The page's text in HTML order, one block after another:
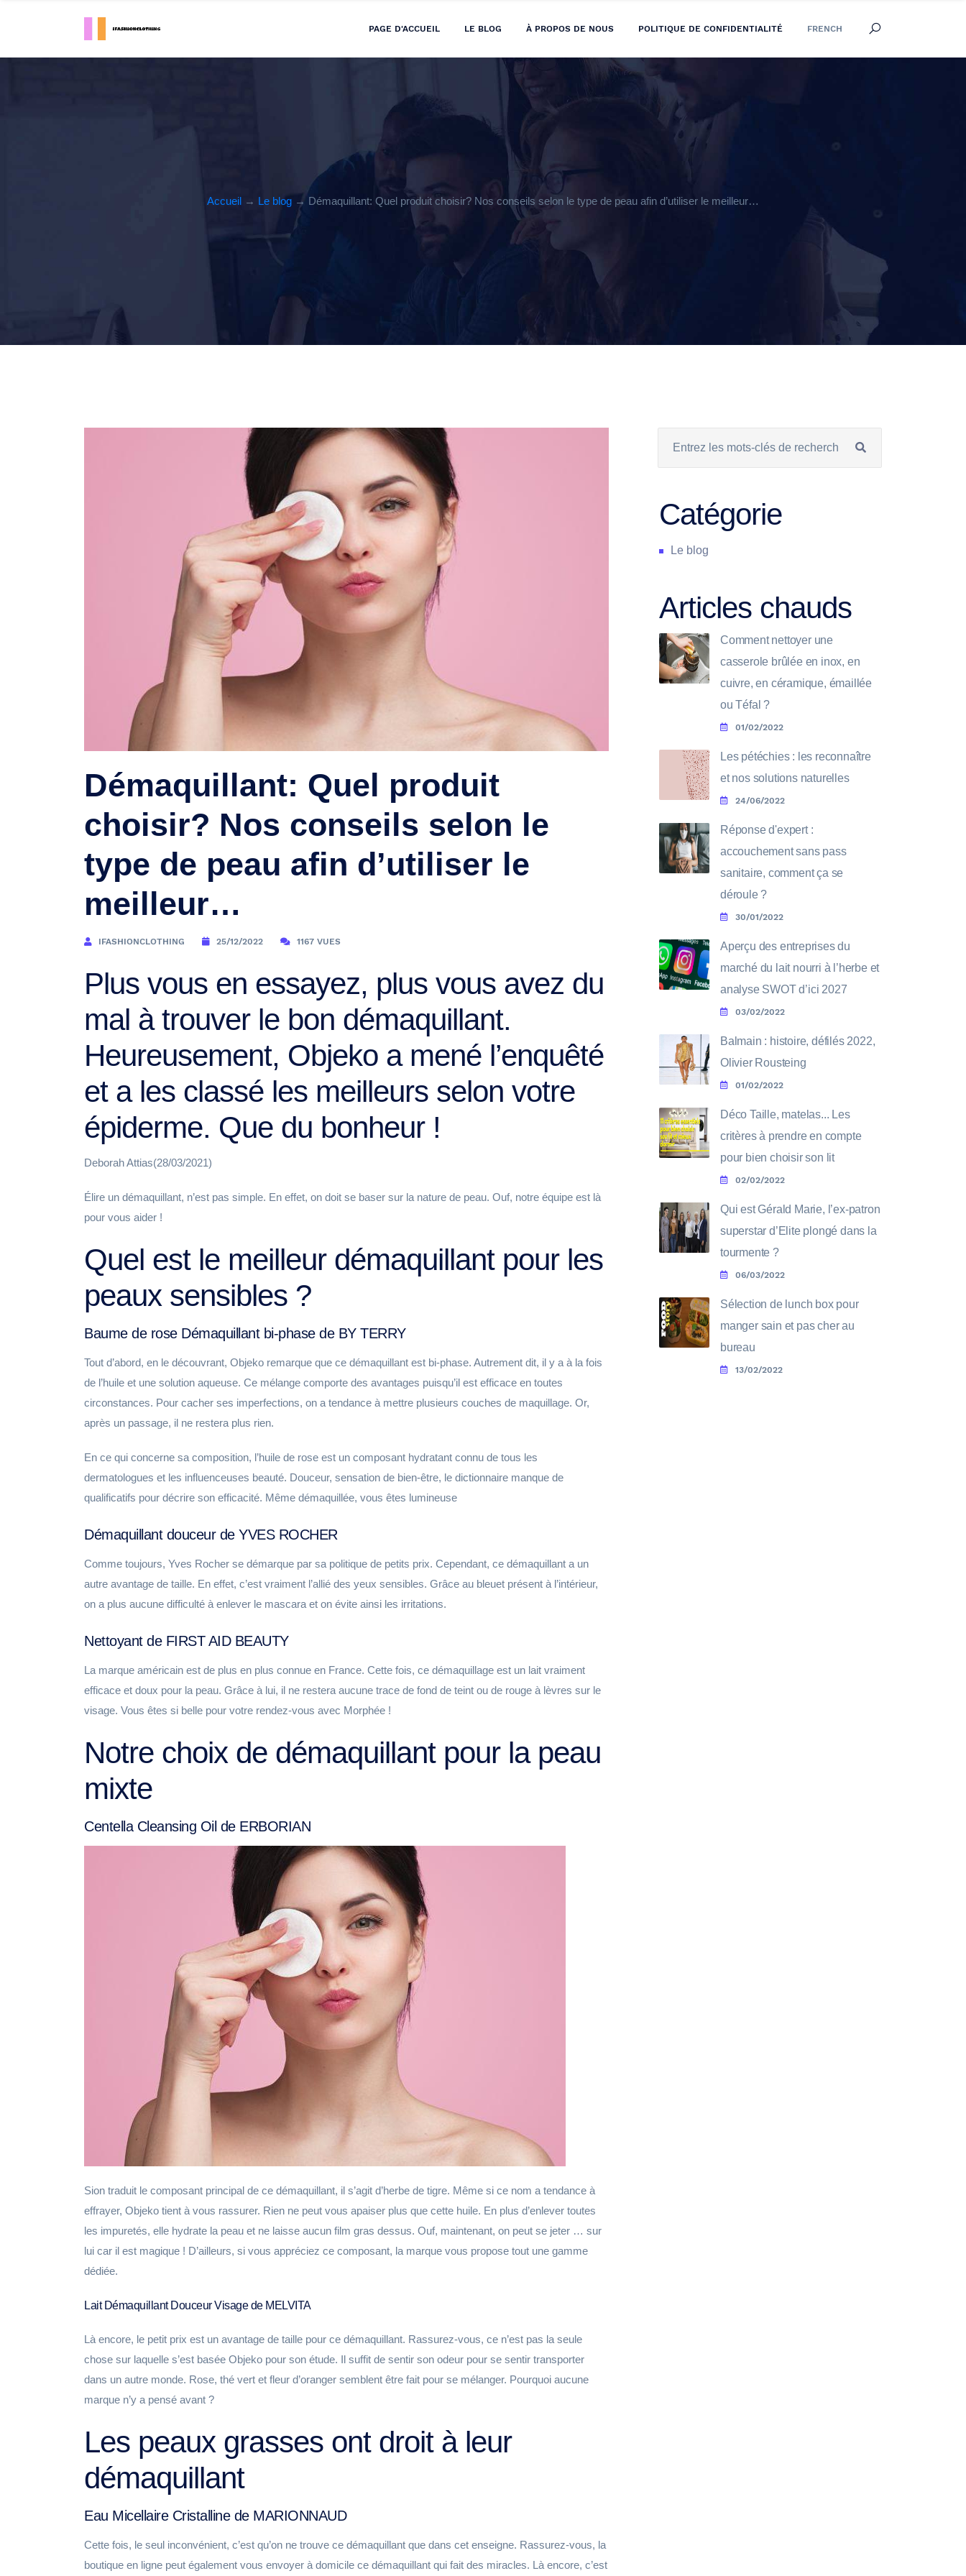
PAGE D'ACCUEIL LE BLOG À PROPOS DE NOUS POLITIQUE DE CONFIDENTIALITÉ FRENCH
Accueil → Le blog → Démaquillant: Quel produit choisir? Nos conseils selon le type de peau afin d’utiliser le meilleur…
Démaquillant: Quel produit
choisir? Nos conseils selon le
type de peau afin d’utiliser le
meilleur…
IFASHIONCLOTHING 25/12/2022 1167 VUES
Plus vous en essayez, plus vous avez du
mal à trouver le bon démaquillant.
Heureusement, Objeko a mené l’enquêté
et a les classé les meilleurs selon votre
épiderme. Que du bonheur !
Deborah Attias(28/03/2021)
Élire un démaquillant, n’est pas simple. En effet, on doit se baser sur la nature de peau. Ouf, notre équipe est là
pour vous aider !
Quel est le meilleur démaquillant pour les
peaux sensibles ?
Baume de rose Démaquillant bi-phase de BY TERRY
Tout d’abord, en le découvrant, Objeko remarque que ce démaquillant est bi-phase. Autrement dit, il y a à la fois
de l’huile et une solution aqueuse. Ce mélange comporte des avantages puisqu’il est efficace en toutes
circonstances. Pour cacher ses imperfections, on a tendance à mettre plusieurs couches de maquillage. Or,
après un passage, il ne restera plus rien.
En ce qui concerne sa composition, l’huile de rose est un composant hydratant connu de tous les
dermatologues et les influenceuses beauté. Douceur, sensation de bien-être, le dictionnaire manque de
qualificatifs pour décrire son efficacité. Même démaquillée, vous êtes lumineuse
Démaquillant douceur de YVES ROCHER
Comme toujours, Yves Rocher se démarque par sa politique de petits prix. Cependant, ce démaquillant a un
autre avantage de taille. En effet, c’est vraiment l’allié des yeux sensibles. Grâce au bleuet présent à l’intérieur,
on a plus aucune difficulté à enlever le mascara et on évite ainsi les irritations.
Nettoyant de FIRST AID BEAUTY
La marque américain est de plus en plus connue en France. Cette fois, ce démaquillage est un lait vraiment
efficace et doux pour la peau. Grâce à lui, il ne restera aucune trace de fond de teint ou de rouge à lèvres sur le
visage. Vous êtes si belle pour votre rendez-vous avec Morphée !
Notre choix de démaquillant pour la peau
mixte
Centella Cleansing Oil de ERBORIAN
Sion traduit le composant principal de ce démaquillant, il s’agit d’herbe de tigre. Même si ce nom a tendance à
effrayer, Objeko tient à vous rassurer. Rien ne peut vous apaiser plus que cette huile. En plus d’enlever toutes
les impuretés, elle hydrate la peau et ne laisse aucun film gras dessus. Ouf, maintenant, on peut se jeter … sur
lui car il est magique ! D’ailleurs, si vous appréciez ce composant, la marque vous propose tout une gamme
dédiée.
Lait Démaquillant Douceur Visage de MELVITA
Là encore, le petit prix est un avantage de taille pour ce démaquillant. Rassurez-vous, ce n’est pas la seule
chose sur laquelle s’est basée Objeko pour son étude. Il suffit de sentir son odeur pour se sentir transporter
dans un autre monde. Rose, thé vert et fleur d’oranger semblent être fait pour se mélanger. Pourquoi aucune
marque n’y a pensé avant ?
Les peaux grasses ont droit à leur
démaquillant
Eau Micellaire Cristalline de MARIONNAUD
Cette fois, le seul inconvénient, c’est qu’on ne trouve ce démaquillant que dans cet enseigne. Rassurez-vous, la
boutique en ligne peut également vous envoyer à domicile ce démaquillant qui fait des miracles. Là encore, c’est
Catégorie
Le blog
Articles chauds
Comment nettoyer une
casserole brûlée en inox, en
cuivre, en céramique, émaillée
ou Téfal ?
01/02/2022
Les pétéchies : les reconnaître
et nos solutions naturelles
24/06/2022
Réponse d'expert :
accouchement sans pass
sanitaire, comment ça se
déroule ?
30/01/2022
Aperçu des entreprises du
marché du lait nourri à l’herbe et
analyse SWOT d’ici 2027
03/02/2022
Balmain : histoire, défilés 2022,
Olivier Rousteing
01/02/2022
Déco Taille, matelas... Les
critères à prendre en compte
pour bien choisir son lit
02/02/2022
Qui est Gérald Marie, l’ex-patron
superstar d’Elite plongé dans la
tourmente ?
06/03/2022
Sélection de lunch box pour
manger sain et pas cher au
bureau
13/02/2022